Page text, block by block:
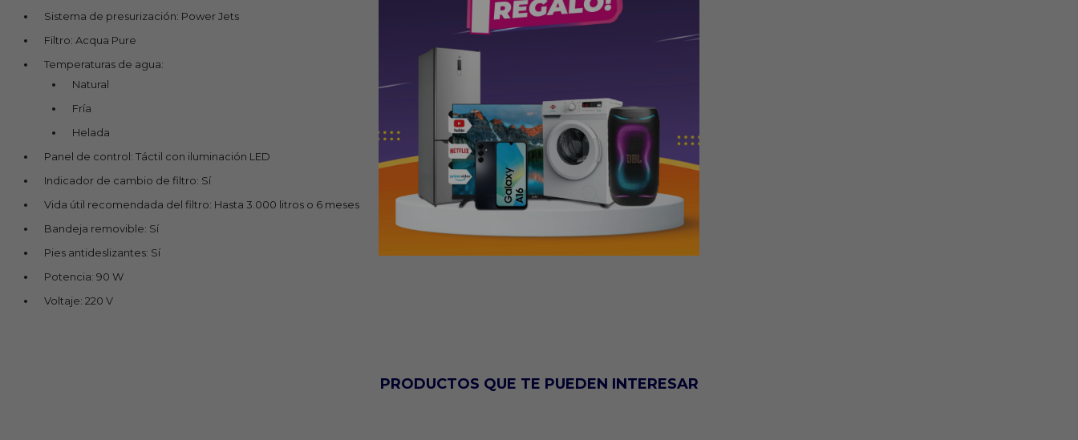
Sistema de presurización: Power Jets
Filtro: Acqua Pure
Temperaturas de agua:
Natural
Fría
Helada
Panel de control: Táctil con iluminación LED
Indicador de cambio de filtro: Sí
Vida útil recomendada del filtro: Hasta 3.000 litros o 6 meses
Bandeja removible: Sí
Pies antideslizantes: Sí
Potencia: 90 W
Voltaje: 220 V
PRODUCTOS QUE TE PUEDEN INTERESAR